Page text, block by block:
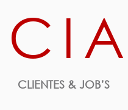
CLIENTES & JOB’S